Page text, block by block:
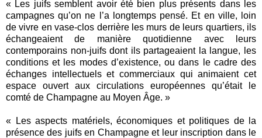
« Les juifs semblent avoir été bien plus présents dans les
campagnes qu’on ne l’a longtemps pensé. Et en ville, loin
de vivre en vase-clos derrière les murs de leurs quartiers, ils
échangeaient de manière quotidienne avec leurs
contemporains non-juifs dont ils partageaient la langue, les
conditions et les modes d’existence, ou dans le cadre des
échanges intellectuels et commerciaux qui animaient cet
espace ouvert aux circulations européennes qu’était le
comté de Champagne au Moyen Âge. »
« Les aspects matériels, économiques et politiques de la
présence des juifs en Champagne et leur inscription dans le